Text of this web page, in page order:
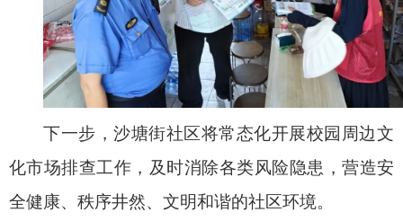
下一步，沙塘街社区将常态化开展校园周边文
化市场排查工作，及时消除各类风险隐患，营造安
全健康、秩序井然、文明和谐的社区环境。